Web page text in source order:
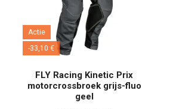
Actie
-33,10 €
FLY Racing Kinetic Prix
motorcrossbroek grijs-fluo
geel